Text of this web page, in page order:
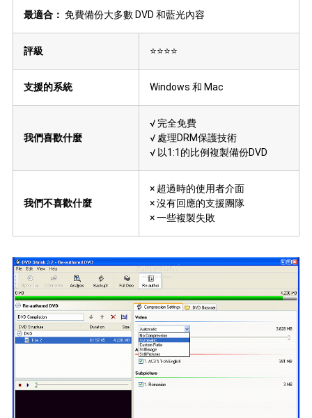
最適合： 免費備份大多數 DVD 和藍光內容
評級 ⭐⭐⭐⭐
支援的系統 Windows 和 Mac
我們喜歡什麼
√ 完全免費
√ 處理DRM保護技術
√ 以1:1的比例複製備份DVD
我們不喜歡什麼
× 超過時的使用者介面
× 沒有回應的支援團隊
× 一些複製失敗